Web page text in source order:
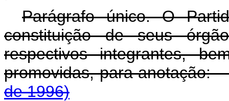
Parágrafo único. O
constituição de seus
respectivos integrantes,
promovidas, para
de 1996)